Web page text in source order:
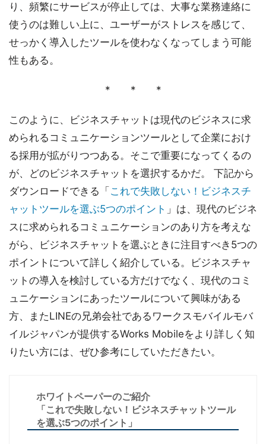
り、頻繁にサービスが停止しては、大事な業務連絡に
使うのは難しい上に、ユーザーがストレスを感じて、
せっかく導入したツールを使わなくなってしまう可能
性もある。
* * *
このように、ビジネスチャットは現代のビジネスに求
められるコミュニケーションツールとして企業におけ
る採用が拡がりつつある。そこで重要になってくるの
が、どのビジネスチャットを選択するかだ。 下記から
ダウンロードできる「 これで失敗しない！ビジネスチ
ャットツールを選ぶ5つのポイント 」は、現代のビジネ
スに求められるコミュニケーションのあり方を考えな
がら、ビジネスチャットを選ぶときに注目すべき5つの
ポイントについて詳しく紹介している。ビジネスチャ
ットの導入を検討している方だけでなく、現代のコミ
ュニケーションにあったツールについて興味がある
方、またLINEの兄弟会社であるワークスモバイルモバ
イルジャパンが提供するWorks Mobileをより詳しく知
りたい方には、ぜひ参考にしていただきたい。
ホワイトペーパーのご紹介
「これで失敗しない！ビジネスチャットツール
を選ぶ5つのポイント」